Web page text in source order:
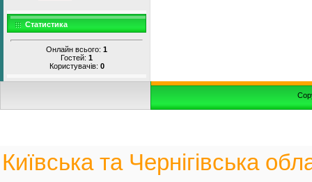
Статистика
Онлайн всього: 1
Гостей: 1
Користувачів: 0
Київська та Чернігівська